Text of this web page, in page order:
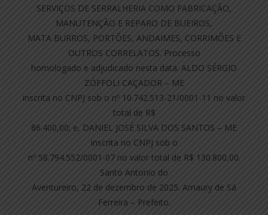
SERVIÇOS DE SERRALHERIA COMO FABRICAÇÃO,
MANUTENÇÃO E REPARO DE BUEIROS,
MATA BURROS, PORTÕES, ANDAIMES, CORRIMÕES E
OUTROS CORRELATOS. Processo
homologado e adjudicado nesta data. ALDO SÉRGIO
ZÓFFOLI CAÇADOR – ME
inscrita no CNPJ sob o nº 10.742.513-21/0001-11 no valor
total de R$
86.400,00; e, DANIEL JOSÉ SILVA DOS SANTOS – ME
inscrita no CNPJ sob o
nº 58.794.552/0001-07 no valor total de R$ 130.800,00.
Santo Antonio do
Aventureiro, 22 de dezembro de 2025. Amaury de Sá
Ferreira – Prefeito.